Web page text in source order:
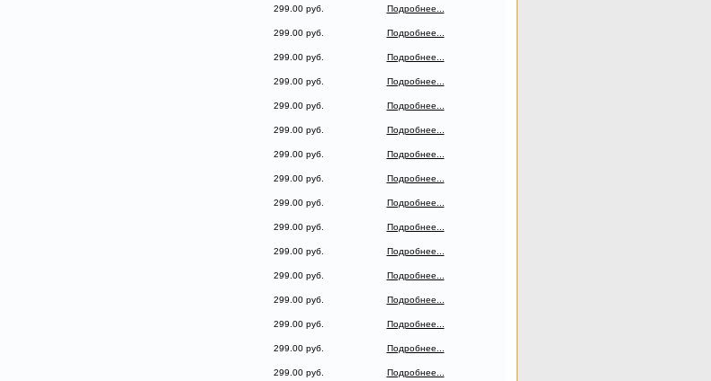
299.00 руб.
Подробнее...
299.00 руб.
Подробнее...
299.00 руб.
Подробнее...
299.00 руб.
Подробнее...
299.00 руб.
Подробнее...
299.00 руб.
Подробнее...
299.00 руб.
Подробнее...
299.00 руб.
Подробнее...
299.00 руб.
Подробнее...
299.00 руб.
Подробнее...
299.00 руб.
Подробнее...
299.00 руб.
Подробнее...
299.00 руб.
Подробнее...
299.00 руб.
Подробнее...
299.00 руб.
Подробнее...
299.00 руб.
Подробнее...